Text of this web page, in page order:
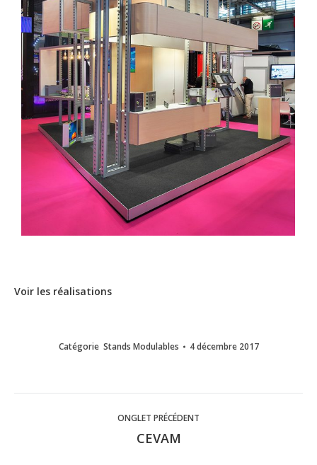
Voir les réalisations
Catégorie Stands Modulables 4 décembre 2017
NavigationONGLET PRÉCÉDENT
Onglet
CEVAM